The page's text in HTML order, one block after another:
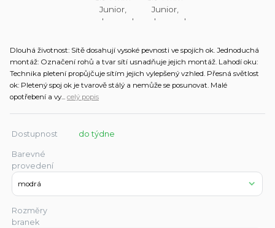
Dlouhá životnost: Sítě dosahují vysoké pevnosti ve spojích ok. Jednoduchá
montáž: Označení rohů a tvar sítí usnadňuje jejich montáž. Lahodí oku:
Technika pletení propůjčuje sítím jejich vylepšený vzhled. Přesná světlost
ok: Pletený spoj ok je tvarově stálý a nemůže se posunovat. Malé
opotřebení a vy... celý popis
Dostupnost do týdne
Barevné
provedení
Rozměry
branek